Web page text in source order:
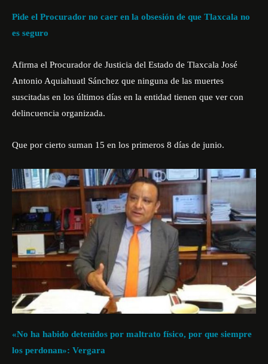
Pide el Procurador no caer en la obsesión de que Tlaxcala no
es seguro
Afirma el Procurador de Justicia del Estado de Tlaxcala José
Antonio Aquiahuatl Sánchez que ninguna de las muertes
suscitadas en los últimos días en la entidad tienen que ver con
delincuencia organizada.
Que por cierto suman 15 en los primeros 8 días de junio.
«No ha habido detenidos por maltrato físico, por que siempre
los perdonan»: Vergara